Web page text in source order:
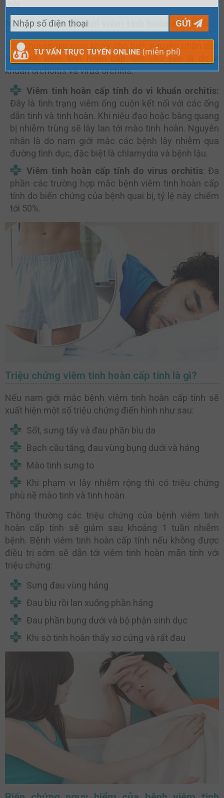
Nguyên nhân dẫn tới viêm tinh hoàn cấp tính
Các chuyên gia nam khoa cho biết, nguyên nhân dẫn
tới bệnh viêm tinh hoàn cấp tính chủ yếu là do vi
khuẩn orchoitis và virus orchitis:
Viêm tinh hoàn cấp tính do vi khuẩn orchitis:
Đây là tình trạng viêm ống cuộn kết nối với các ống
dẫn tinh và tinh hoàn. Khi niệu đạo hoặc bàng quang
bị nhiễm trùng sẽ lây lan tới mào tinh hoàn. Nguyên
nhân là do nam giới mắc các bệnh lây nhiễm qua
đường tình dục, đặc biệt là chlamydia và bệnh lậu.
Viêm tinh hoàn cấp tính do virus orchitis: Đa
phần các trường hợp mắc bệnh viêm tinh hoàn cấp
tính do biến chứng của bệnh quai bị, tỷ lệ này chiếm
tới 50%.
Triệu chứng viêm tinh hoàn cấp tính là gì?
Nếu nam giới mắc bệnh viêm tinh hoàn cấp tính sẽ
xuất hiện một số triệu chứng điển hình như sau:
Sốt, sưng tấy và đau phần bìu da
Bạch cầu tăng, đau vùng bụng dưới và háng
Mào tinh sưng to
Khi phạm vi lây nhiễm rộng thì có triệu chứng
phù nề mào tinh và tinh hoàn
Thông thường các triệu chứng của bệnh viêm tinh
hoàn cấp tính sẽ giảm sau khoảng 1 tuần nhiễm
bệnh. Bệnh viêm tinh hoàn cấp tính nếu không được
điều trị sớm sẽ dẫn tới viêm tinh hoàn mãn tính với
triệu chứng:
Sưng đau vùng háng
Đau bìu rồi lan xuống phần háng
Đau phần bụng dưới và bộ phận sinh dục
Khi sờ tinh hoàn thấy xơ cứng và rất đau
GỬI
TƯ VẤN TRỰC TUYẾN ONLINE (miễn phí)